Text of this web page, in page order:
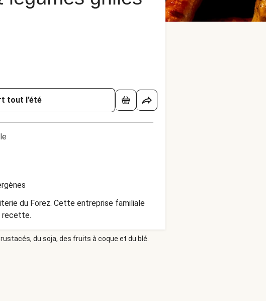
tout l’été
du Forez. Cette entreprise familiale
recette.
du soja, des fruits à coque et du blé.